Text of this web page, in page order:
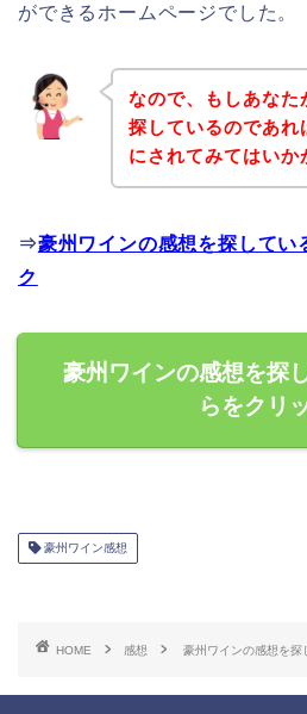
ができるホームページでした。
なので、もしあなた
探しているのであれ
にされてみてはいか
⇒豪州ワインの感想を探してい
ク
豪州ワインの感想を探
らをクリ
豪州ワイン感想
HOME 感想 豪州ワインの感想を探